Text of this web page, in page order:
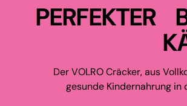
PERFEKTER
Der VOLRO Cräcker, aus
gesunde Kindernahrung in